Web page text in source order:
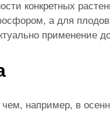
конкретных
а для
применение
например, в